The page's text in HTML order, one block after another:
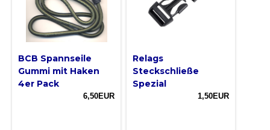
BCB Spannseile
Gummi mit Haken
4er Pack
6,50EUR
Relags
Steckschließe
Spezial
1,50EUR